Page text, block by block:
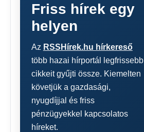
Friss hírek egy
helyen
Az RSSHírek.hu hírkereső
több hazai hírportál legfrissebb
cikkeit gyűjti össze. Kiemelten
követjük a gazdasági,
nyugdíjjal és friss
pénzügyekkel kapcsolatos
híreket.